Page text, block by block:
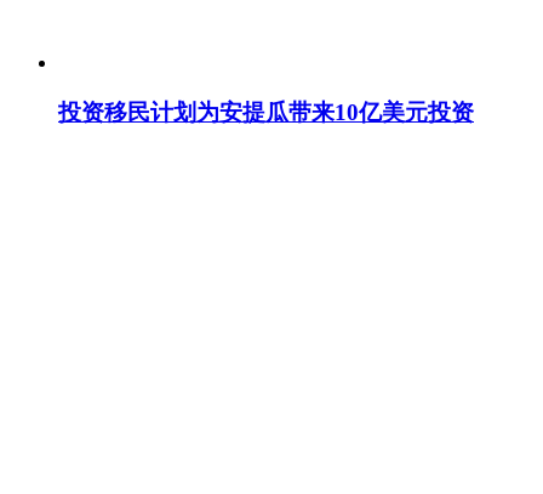
投资移民计划为安提瓜带来10亿美元投资